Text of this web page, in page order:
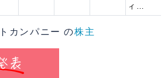
ィ…
カンパニー の株主